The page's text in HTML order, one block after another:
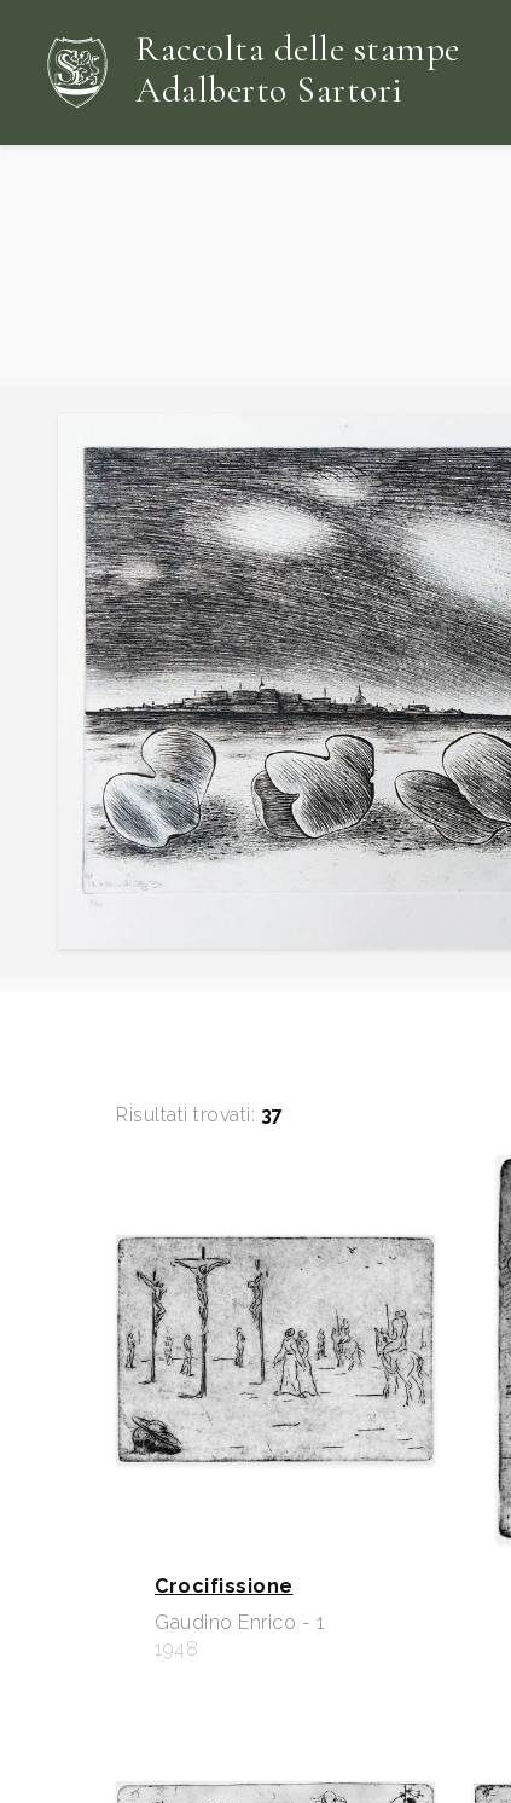
Raccolta delle stampe
Adalberto Sartori
Risultati trovati: 37
Crocifissione
Gaudino Enrico - 1
1948